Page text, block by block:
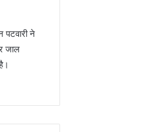
पटवारी ने
जाल